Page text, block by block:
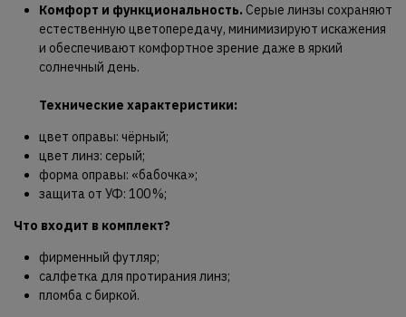
Комфорт и функциональность. Серые линзы сохраняют
естественную цветопередачу, минимизируют искажения
и обеспечивают комфортное зрение даже в яркий
солнечный день.
Технические характеристики:
цвет оправы: чёрный;
цвет линз: серый;
форма оправы: «бабочка»;
защита от УФ: 100 %;
Что входит в комплект?
фирменный футляр;
салфетка для протирания линз;
пломба с биркой.